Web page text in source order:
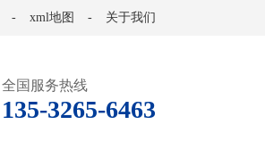
- xml地图 - 关于我们
全国服务热线
135-3265-6463